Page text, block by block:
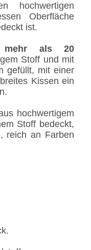
hochwertigen
Oberfläche
ist.
als 20
Stoff und mit
gefüllt, mit einer
Kissen ein
hochwertigem
Stoff bedeckt,
reich an Farben